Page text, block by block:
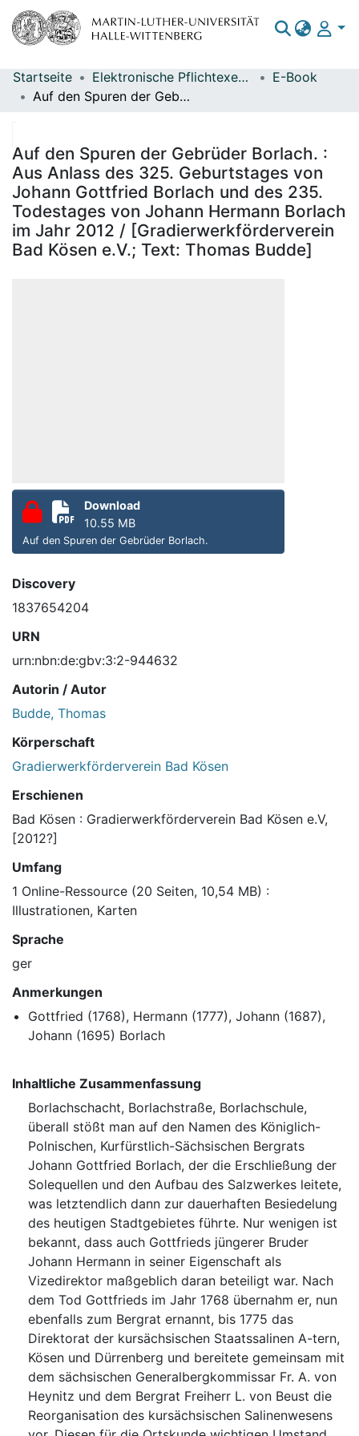
Bereiche & Sammlungen
Statistiken
Startseite Elektronische Pflichtexemplare
E-Book
Auf den Spuren der Gebrüder Borlach. : Aus Anlass des 325. Geburtstages von Johann Gottfried Borlach und des 235. Todestages von Johann Hermann Borlach im Jahr 2012 / [Gradierwerkförderverein Bad Kösen e.V.; Text: Thomas Budde]
Auf den Spuren der Gebrüder Borlach. :
Aus Anlass des 325. Geburtstages von
Johann Gottfried Borlach und des 235.
Todestages von Johann Hermann Borlach
im Jahr 2012 / [Gradierwerkförderverein
Bad Kösen e.V.; Text: Thomas Budde]
Download
10.55 MB
Auf den Spuren der Gebrüder Borlach.
Discovery
1837654204
URN
urn:nbn:de:gbv:3:2-944632
Autorin / Autor
Budde, Thomas
Körperschaft
Gradierwerkförderverein Bad Kösen
Erschienen
Bad Kösen : Gradierwerkförderverein Bad Kösen e.V,
[2012?]
Umfang
1 Online-Ressource (20 Seiten, 10,54 MB) :
Illustrationen, Karten
Sprache
ger
Anmerkungen
Gottfried (1768), Hermann (1777), Johann (1687),
Johann (1695) Borlach
Inhaltliche Zusammenfassung
Borlachschacht, Borlachstraße, Borlachschule,
überall stößt man auf den Namen des Königlich-
Polnischen, Kurfürstlich-Sächsischen Bergrats
Johann Gottfried Borlach, der die Erschließung der
Solequellen und den Aufbau des Salzwerkes leitete,
was letztendlich dann zur dauerhaften Besiedelung
des heutigen Stadtgebietes führte. Nur wenigen ist
bekannt, dass auch Gottfrieds jüngerer Bruder
Johann Hermann in seiner Eigenschaft als
Vizedirektor maßgeblich daran beteiligt war. Nach
dem Tod Gottfrieds im Jahr 1768 übernahm er, nun
ebenfalls zum Bergrat ernannt, bis 1775 das
Direktorat der kursächsischen Staatssalinen A-tern,
Kösen und Dürrenberg und bereitete gemeinsam mit
dem sächsischen Generalbergkommissar Fr. A. von
Heynitz und dem Bergrat Freiherr L. von Beust die
Reorganisation des kursächsischen Salinenwesens